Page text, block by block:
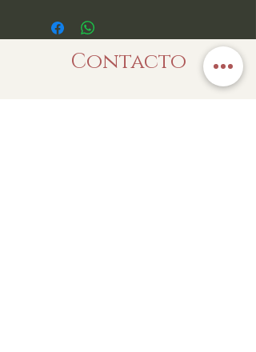
Contacto